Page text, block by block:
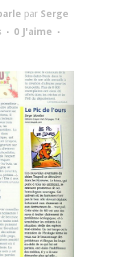
par Serge
0 J'aime